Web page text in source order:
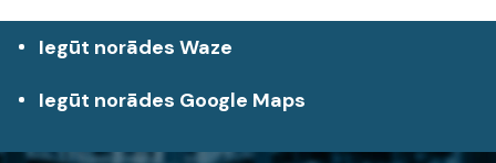
Iegūt norādes Waze
Iegūt norādes Google Maps